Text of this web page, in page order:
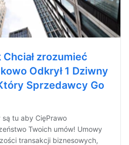
Chciał zrozumieć
Odkrył 1 Dziwny
Sprzedawcy Go
tu aby CięPrawo
Twoich umów! Umowy
transakcji biznesowych,